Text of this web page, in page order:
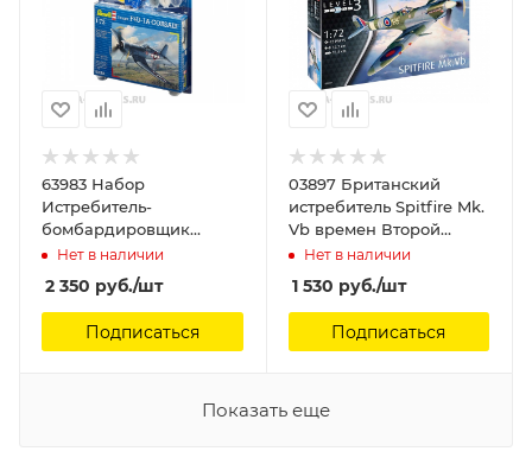
63983 Набор
Истребитель-
бомбардировщик
Vought F4U-1D CORSAIR
Revell, 1/72
Нет в наличии
2 350 руб./шт
Подписаться
03897 Британский
истребитель Spitfire Mk.
Vb времен Второй
мировой войны Revell,
Нет в наличии
1 530 руб./шт
Подписаться
Показать еще